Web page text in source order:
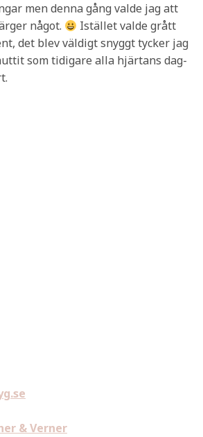
men denna gång valde jag att
något.
Istället valde grått
det blev väldigt snyggt tycker jag
som tidigare alla hjärtans dag-
& Verner